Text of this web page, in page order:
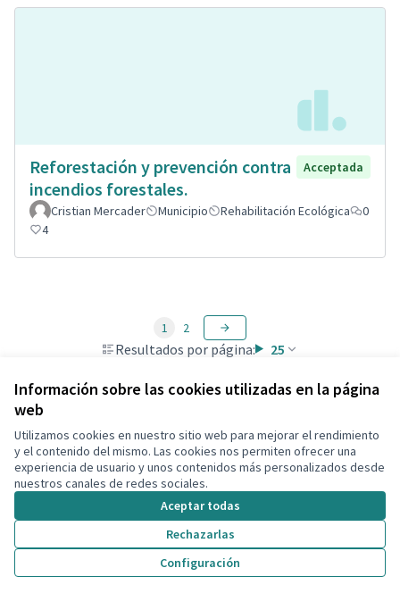
Información sobre las cookies utilizadas en la página
web
Utilizamos cookies en nuestro sitio web para mejorar el rendimiento
y el contenido del mismo. Las cookies nos permiten ofrecer una
experiencia de usuario y unos contenidos más personalizados desde
nuestros canales de redes sociales.
Aceptar todas
Rechazarlas
Configuración
Reforestación y prevención contra
incendios forestales.
Acceptada
Cristian Mercader Municipio Rehabilitación Ecológica
0
4
Resultados por página: 25
1 2
Términos y condiciones de uso
Configuración de cookies
Decidim Calafell en X
(Enlace externo)
Decidim Calafell en Facebook
Decidim Calafell en YouTube
Decidim Calafell en GitHub
(Enlace externo)
Web creada consoftware libre .
Con licencia
(Enlace